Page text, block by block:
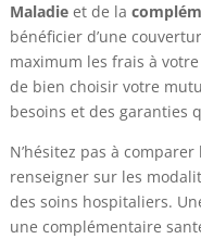
Maladieet de la
bénéficier d’une
maximum les frais à
de bien choisir votre
besoins et des garanties
N’hésitez pas à
renseigner sur les
des soins hospitaliers.
une complémentaire